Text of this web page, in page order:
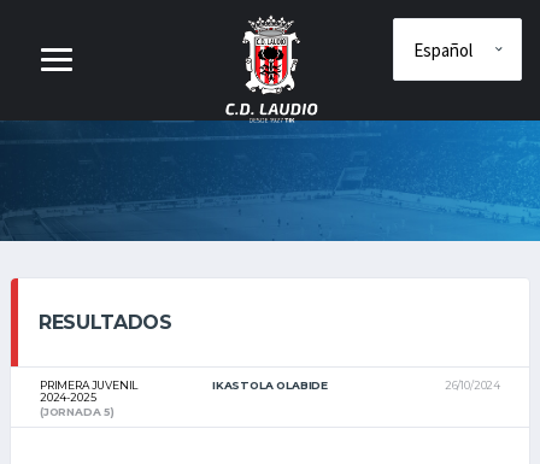
RESULTADOS
PRIMERA JUVENIL
2024-2025
IKASTOLA OLABIDE
26/10/2024
(JORNADA 5)